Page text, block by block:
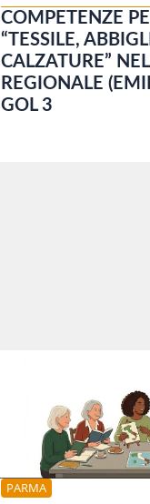
COMPETENZE
“TESSILE,
CALZATURE”
REGIONALE
GOL 3
PARMA